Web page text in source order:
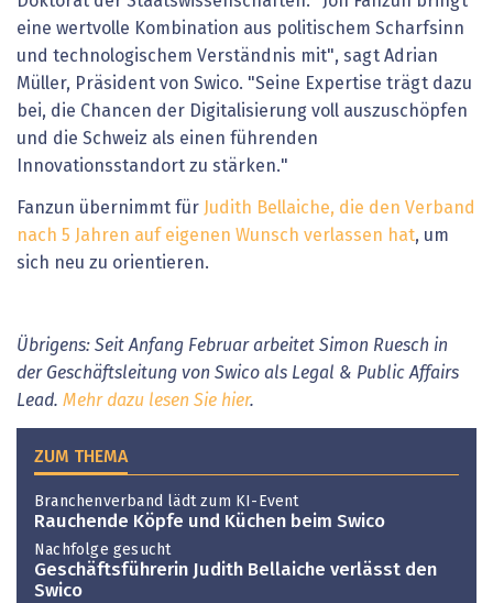
eine wertvolle Kombination aus politischem Scharfsinn
und technologischem Verständnis mit", sagt Adrian
Müller, Präsident von Swico. "Seine Expertise trägt dazu
bei, die Chancen der Digitalisierung voll auszuschöpfen
und die Schweiz als einen führenden
Innovationsstandort zu stärken."
Fanzun übernimmt für
Judith Bellaiche, die den Verband
nach 5 Jahren auf eigenen Wunsch verlassen hat, um
sich neu zu orientieren.
Übrigens: Seit Anfang Februar arbeitet Simon Ruesch in
der Geschäftsleitung von Swico als Legal & Public Affairs
Lead. Mehr dazu lesen Sie hier.
ZUM THEMA
Branchenverband lädt zum KI-Event
Rauchende Köpfe und Küchen beim Swico
Nachfolge gesucht
Geschäftsführerin Judith Bellaiche verlässt den
Swico